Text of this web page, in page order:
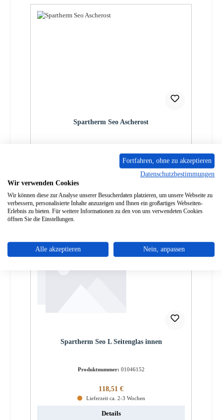
Spartherm Seo Ascherost
Regulärer Preis:
19,37 €
Sofort verfügbar, Lieferzeit: 2-4 Tage
Details
Spartherm Seo L Seitenglas innen
Produktnummer: 01046152
Regulärer Preis:
118,51 €
Lieferzeit ca. 2-3 Wochen
Details
Fortfahren, ohne zu akzeptieren
Datenschutzbestimmungen
Wir verwenden Cookies
Wir können diese zur Analyse unserer Besucherdaten platzieren, um unsere Webseite zu
verbessern, personalisierte Inhalte anzuzeigen und Ihnen ein großartiges Webseiten-
Erlebnis zu bieten. Für weitere Informationen zu den von uns verwendeten Cookies
öffnen Sie die Einstellungen.
Alle akzeptieren Nein, anpassen